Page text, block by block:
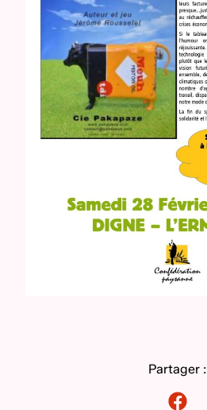
Partager :